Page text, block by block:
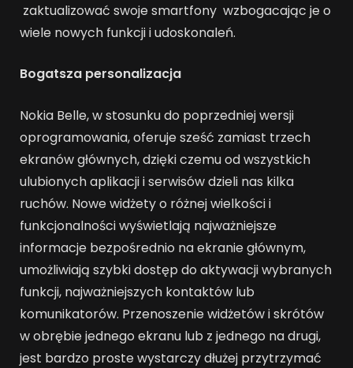
zaktualizować swoje smartfony wzbogacając je o
wiele nowych funkcji i udoskonaleń.
Bogatsza personalizacja
Nokia Belle, w stosunku do poprzedniej wersji
oprogramowania, oferuje sześć zamiast trzech
ekranów głównych, dzięki czemu od wszystkich
ulubionych aplikacji i serwisów dzieli nas kilka
ruchów. Nowe widżety o różnej wielkości i
funkcjonalności wyświetlają najważniejsze
informacje bezpośrednio na ekranie głównym,
umożliwiają szybki dostęp do aktywacji wybranych
funkcji, najważniejszych kontaktów lub
komunikatorów. Przenoszenie widżetów i skrótów
w obrębie jednego ekranu lub z jednego na drugi,
jest bardzo proste wystarczy dłużej przytrzymać